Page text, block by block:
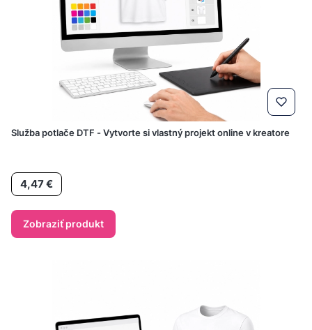
Služba potlače DTF - Vytvorte si vlastný projekt online v kreatore
Cena
4,47 €
Zobraziť produkt